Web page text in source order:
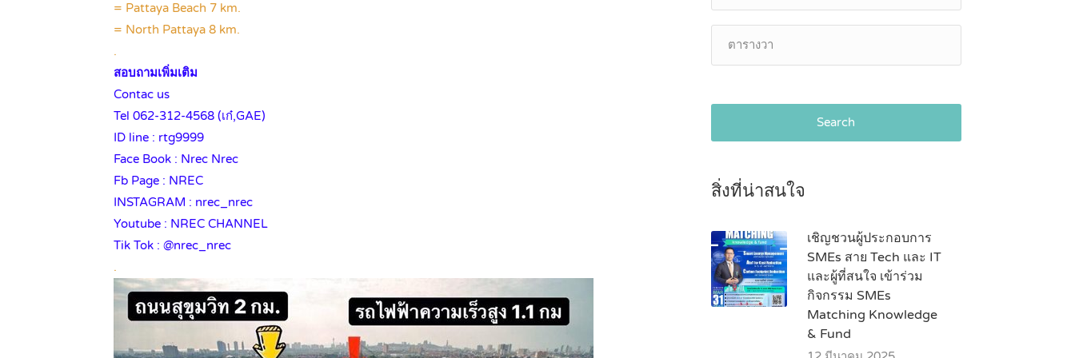
= Pattaya Beach 7 km.
= North Pattaya 8 km.
.
สอบถามเพิ่มเติม
Contac us
Tel 062-312-4568 (เก๋,GAE)
ID line : rtg9999
Face Book : Nrec Nrec
Fb Page : NREC
INSTAGRAM : nrec_nrec
Youtube : NREC CHANNEL
Tik Tok : @nrec_nrec
.
Search
สิ่งที่น่าสนใจ
เชิญชวนผู้ประกอบการ
SMEs สาย Tech และ IT
และผู้ที่สนใจ เข้าร่วม
กิจกรรม SMEs
Matching Knowledge
& Fund